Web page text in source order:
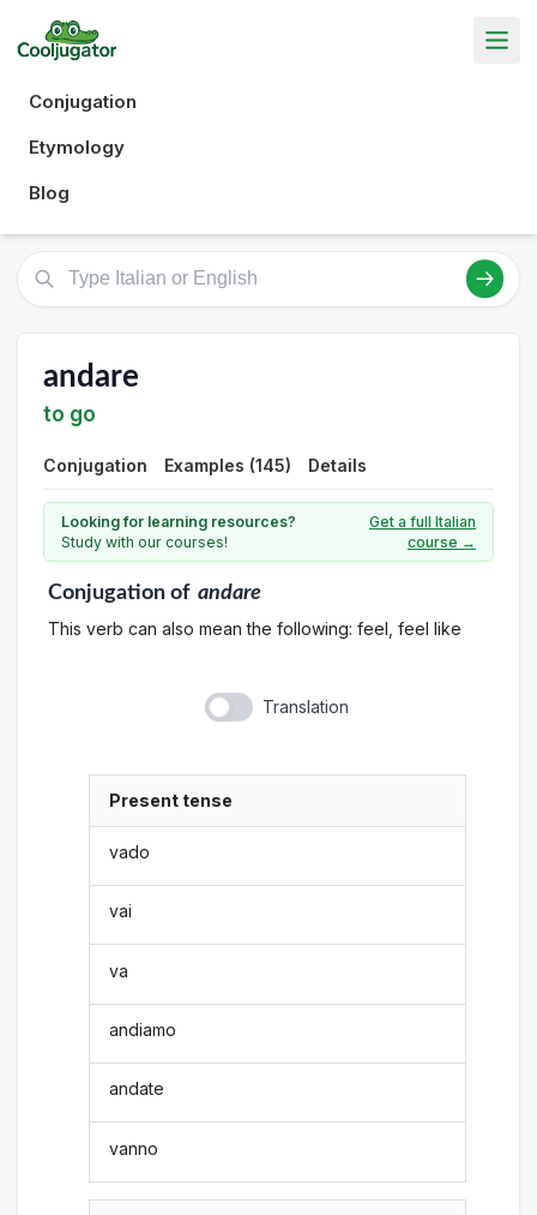
Conjugation
Etymology
Blog
andare
to go
Conjugation Examples (145) Details
Looking for learning resources?
Study with our courses!
Get a full Italian
course →
Conjugationof andare
This verb can also mean the following: feel, feel like
Translation
Present tense
vado
vai
va
andiamo
andate
vanno